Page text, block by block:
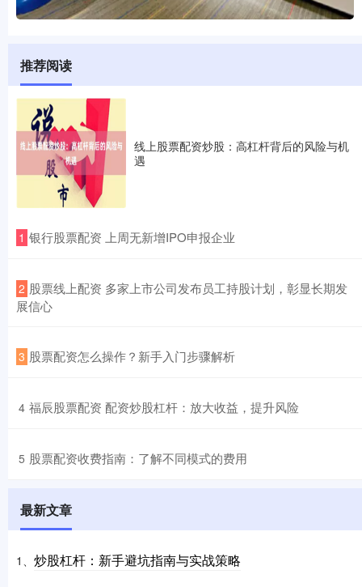
推荐阅读
线上股票配资炒股：高杠杆背后的风险与机
遇
1 ​银行股票配资 上周无新增IPO申报企业
2 ​股票线上配资 多家上市公司发布员工持股计划，彰显长期发
展信心
3 ​股票配资怎么操作？新手入门步骤解析
4 ​福辰股票配资 配资炒股杠杆：放大收益，提升风险
5 ​股票配资收费指南：了解不同模式的费用
最新文章
1、 炒股杠杆：新手避坑指南与实战策略